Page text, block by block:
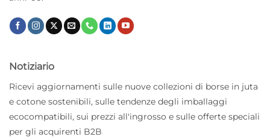
Notiziario
Ricevi aggiornamenti sulle nuove collezioni di borse in juta
e cotone sostenibili, sulle tendenze degli imballaggi
ecocompatibili, sui prezzi all'ingrosso e sulle offerte speciali
per gli acquirenti B2B